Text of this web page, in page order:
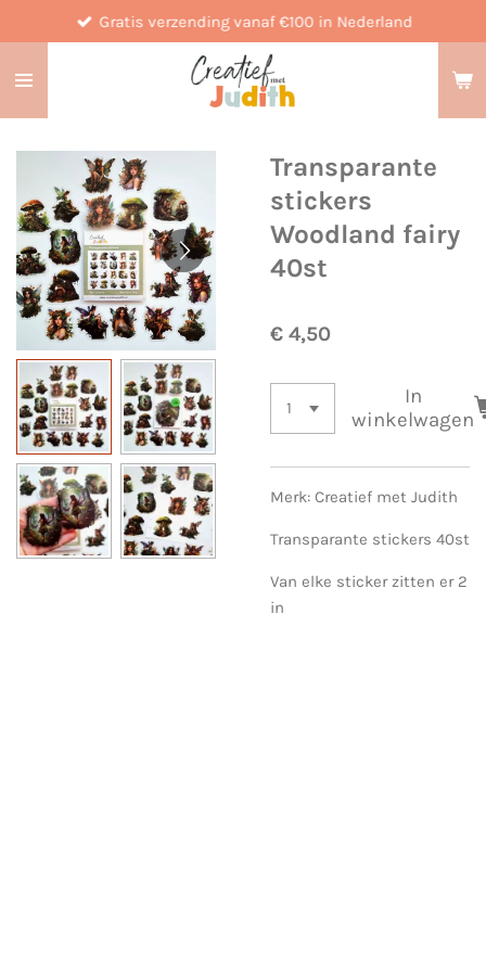
direct
naar
Gratis verzending vanaf €100 in Nederland
Transparante
stickers
Woodland fairy
40st
€ 4,50
In
winkelwagen
Merk: Creatief met Judith
Transparante stickers 40st
Van elke sticker zitten er 2
in